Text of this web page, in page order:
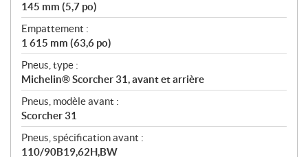
145 mm (5,7 po)
Empattement :
1 615 mm (63,6 po)
Pneus, type :
Michelin® Scorcher 31, avant et arrière
Pneus, modèle avant :
Scorcher 31
Pneus, spécification avant :
110/90B19,62H,BW